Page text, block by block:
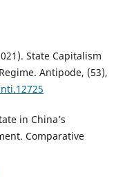
State Capitalism
Antipode, (53),
in China’s
Comparative